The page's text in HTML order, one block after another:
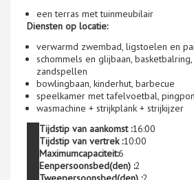
een terras met tuinmeubilair
Diensten op locatie:
verwarmd zwembad, ligstoelen en
schommels en glijbaan,
zandspellen
bowlingbaan, kinderhut, barbecue
speelkamer met tafelvoetbal,
wasmachine + strijkplank + strijkijzer
Tijdstip van aankomst :16:00
Tijdstip van vertrek :10:00
Maximumcapaciteit:6
Eenpersoonsbed(den) :2